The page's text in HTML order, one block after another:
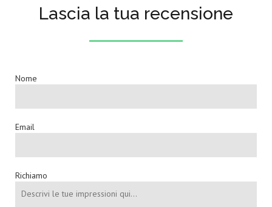
Lascia la tua recensione
Nome
Email
Richiamo